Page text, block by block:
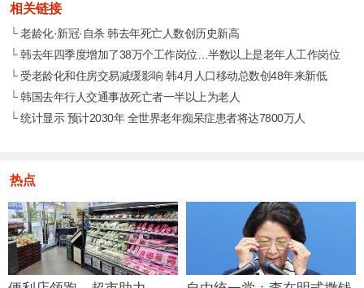
相关链接
└老龄化·新冠·自杀 韩去年死亡人数创历史新高
└韩去年四季度增加了38万个工作岗位…半数以上是老年人工作岗位
└受老龄化和住房交易减缓影响 韩4月人口移动总数创48年来新低
└韩国去年行人交通事故死亡者一半以上为老人
└统计显示 预计2030年 全世界老年痴呆症患者将达7800万人
热点